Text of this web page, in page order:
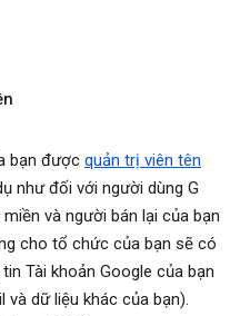
bạn được quản trị viên tên
như đối với người dùng G
và người bán lại của bạn
cho tổ chức của bạn sẽ có
Tài khoản Google của bạn
dữ liệu khác của bạn).